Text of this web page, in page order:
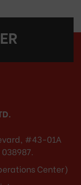
#43-01A
Center)